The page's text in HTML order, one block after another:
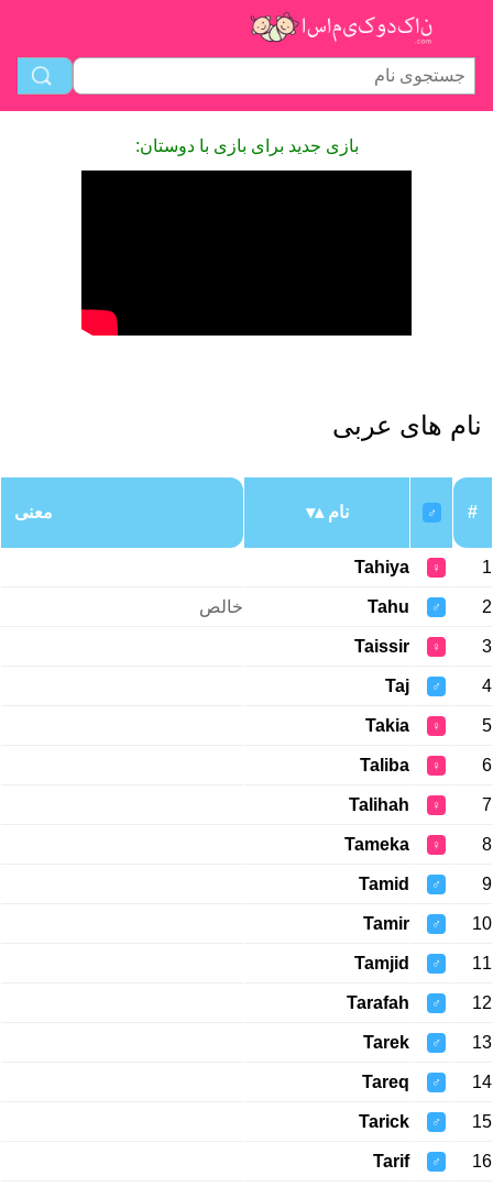
بازی جدید برای بازی با دوستان:
نام های عربی
#
♂ نام معنی
1
♀
Tahiya
2
♂
Tahu خالص
3
♀
Taissir
4
♂
Taj
5
♀
Takia
6
♀
Taliba
7
♀
Talihah
8
♀
Tameka
9
♂
Tamid
10
♂
Tamir
11
♂
Tamjid
12
♂
Tarafah
13
♂
Tarek
14
♂
Tareq
15
♂
Tarick
16
♂
Tarif